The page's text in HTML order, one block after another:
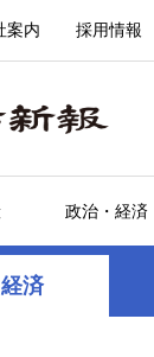
案内 採用情報
政治・経済
済